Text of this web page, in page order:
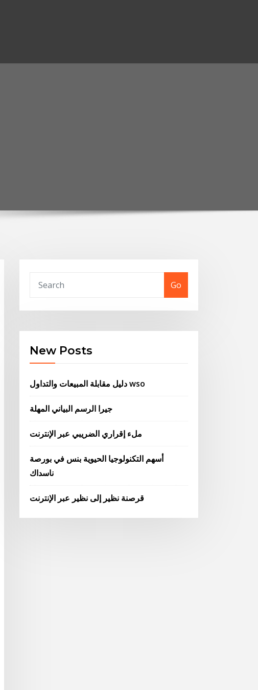
Go
New Posts
دليل مقابلة المبيعات والتداول wso
جيرا الرسم البياني المهلة
ملء إقراري الضريبي عبر الإنترنت
أسهم التكنولوجيا الحيوية بنس في بورصة
ناسداك
قرصنة نظير إلى نظير عبر الإنترنت